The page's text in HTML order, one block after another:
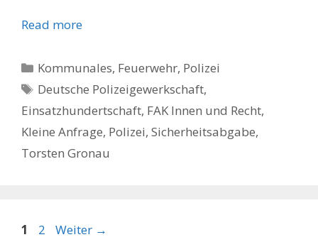
Read more
Kategorien
Kommunales, Feuerwehr, Polizei
Schlagwörter
Deutsche Polizeigewerkschaft,
Einsatzhundertschaft, FAK Innen und Recht,
Kleine Anfrage, Polizei, Sicherheitsabgabe,
Torsten Gronau
Seite
1 Seite
2 Weiter →